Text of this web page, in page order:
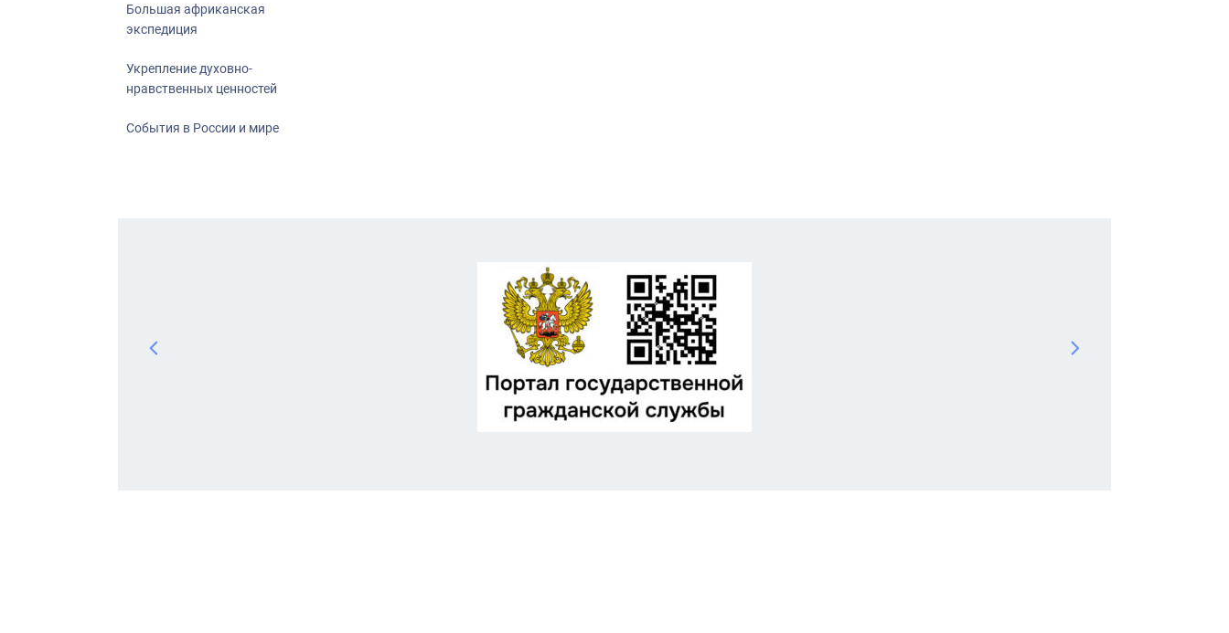
Большая африканская
экспедиция
Укрепление духовно-
нравственных ценностей
События в России и мире